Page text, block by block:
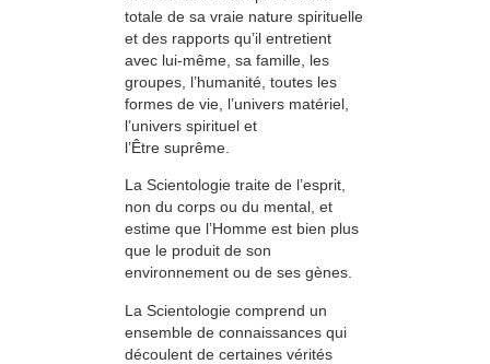
totale de sa vraie nature spirituelle
et des rapports qu’il entretient
avec lui-même, sa famille, les
groupes, l’humanité, toutes les
formes de vie, l’univers matériel,
l’univers spirituel et
l’Être suprême.
La Scientologie traite de l’esprit,
non du corps ou du mental, et
estime que l’Homme est bien plus
que le produit de son
environnement ou de ses gènes.
La Scientologie comprend un
ensemble de connaissances qui
découlent de certaines vérités